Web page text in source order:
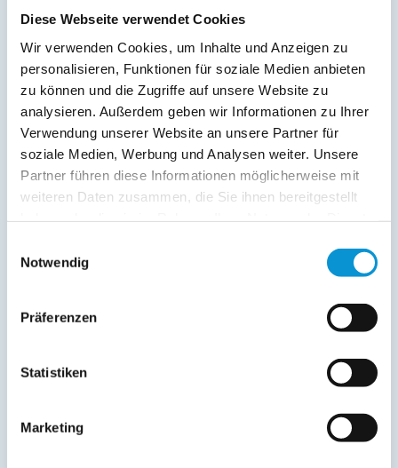
Diese Webseite verwendet Cookies
Wir verwenden Cookies, um Inhalte und Anzeigen zu
personalisieren, Funktionen für soziale Medien anbieten
zu können und die Zugriffe auf unsere Website zu
analysieren. Außerdem geben wir Informationen zu Ihrer
Verwendung unserer Website an unsere Partner für
soziale Medien, Werbung und Analysen weiter. Unsere
Partner führen diese Informationen möglicherweise mit
weiteren Daten zusammen, die Sie ihnen bereitgestellt
Notwendig
Präferenzen
Statistiken
Marketing
Kopie der Nachricht per Mail zusenden
Reiseversicherungs­informationen anfordern
gelesen und bin
damit einverstanden.
Ostsee-Ferienwohnungen.de erhebt, verarbeitet und
nutzt Ihre personenbezogenen Daten nur zur
(Buchungsanfrage/Informationsanfrage). Sie können
Auskunft über die bei der Ostsee-Ferienwohnungen.de
Löschung bzw. Sperrung Ihrer Daten vor Abschluss der
entgegenstehen. Die vorgenannten Rechte können Sie
gegenüber Ostsee-Ferienwohnungen.de unentgeltlich